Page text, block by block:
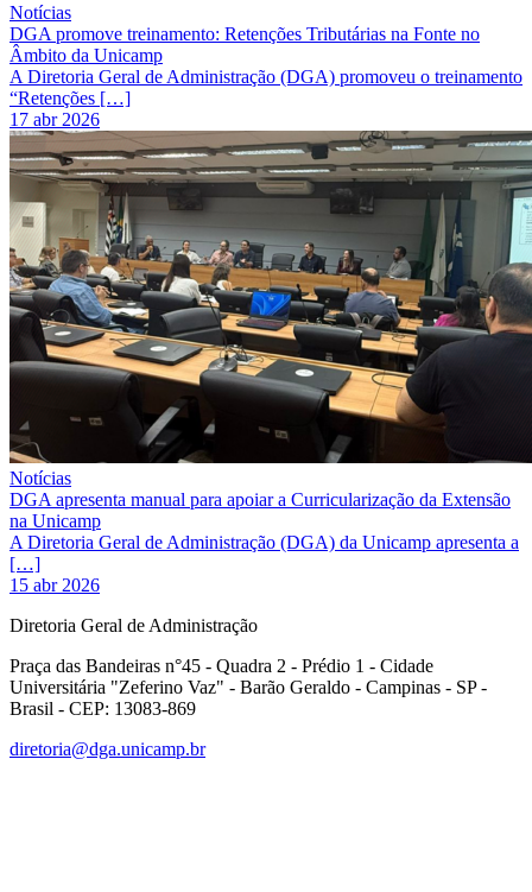
Notícias
DGA promove treinamento: Retenções Tributárias na Fonte no
Âmbito da Unicamp
A Diretoria Geral de Administração (DGA) promoveu o treinamento
“Retenções […]
17 abr 2026
Notícias
DGA apresenta manual para apoiar a Curricularização da Extensão
na Unicamp
A Diretoria Geral de Administração (DGA) da Unicamp apresenta a
[…]
15 abr 2026
Diretoria Geral de Administração
Praça das Bandeiras n°45 - Quadra 2 - Prédio 1 - Cidade
Universitária "Zeferino Vaz" - Barão Geraldo - Campinas - SP -
Brasil - CEP: 13083-869
diretoria@dga.unicamp.br